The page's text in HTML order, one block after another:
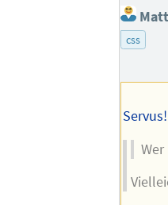
css
Servus!
Wer